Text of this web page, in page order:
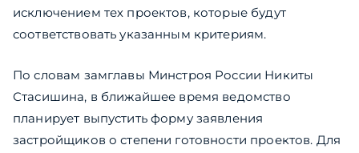
исключением тех проектов, которые будут
соответствовать указанным критериям.
По словам замглавы Минстроя России Никиты
Стасишина, в ближайшее время ведомство
планирует выпустить форму заявления
застройщиков о степени готовности проектов. Для